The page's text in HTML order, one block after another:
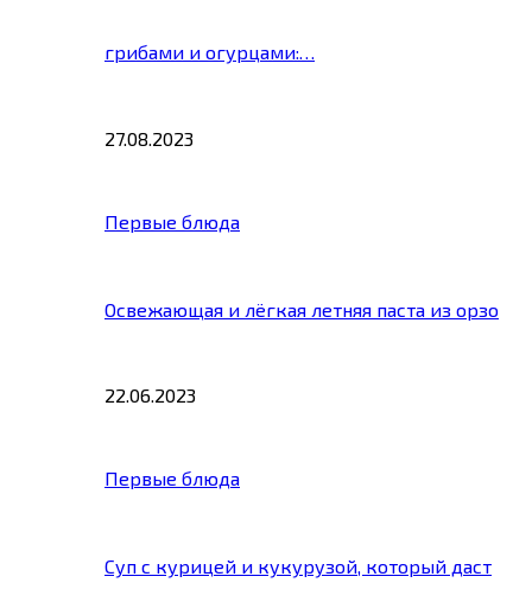
грибами и огурцами:…
27.08.2023
Первые блюда
Освежающая и лёгкая летняя паста из орзо
22.06.2023
Первые блюда
Суп с курицей и кукурузой, который даст